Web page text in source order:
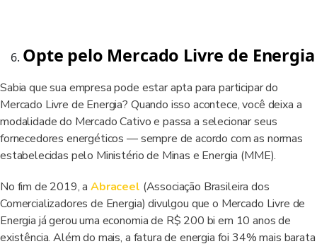
Opte pelo Mercado Livre de Energia
Sabia que sua empresa pode estar apta para participar do
Mercado Livre de Energia? Quando isso acontece, você deixa a
modalidade do Mercado Cativo e passa a selecionar seus
fornecedores energéticos — sempre de acordo com as normas
estabelecidas pelo Ministério de Minas e Energia (MME).
No fim de 2019, aAbraceel (Associação Brasileira dos
Comercializadores de Energia) divulgou que o Mercado Livre de
Energia já gerou uma economia de R$ 200 bi em 10 anos de
existência. Além do mais, a fatura de energia foi 34% mais barata